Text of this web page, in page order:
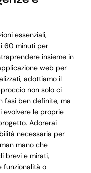
essenziali,
60 minuti per
insieme in
web per
adottiamo il
non solo ci
fasi ben definite, ma
evolvere le proprie
Adorerai
necessaria per
mano che
brevi e mirati,
funzionalità o